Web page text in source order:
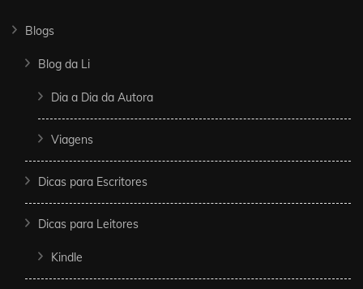
Blogs
Blog da Li
Dia a Dia da Autora
Viagens
Dicas para Escritores
Dicas para Leitores
Kindle